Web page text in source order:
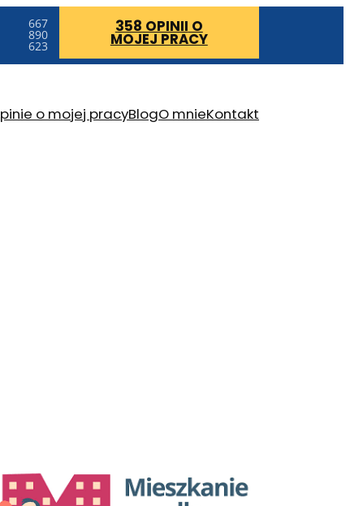
667
890
623
358 OPINII O
MOJEJ PRACY
o mojej pracyBlogO mnieKontakt